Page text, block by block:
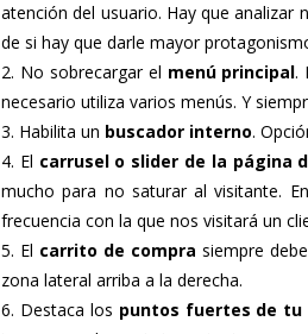
atención del usuario. Hay que
de si hay que darle mayor
No sobrecargar el menú principal.
necesario utiliza varios menús. Y
Habilita un buscador interno.
El carrusel o slider de la página
mucho para no saturar al visitante.
frecuencia con la que nos visitará un
El carrito de compra siempre
zona lateral arriba a la derecha.
Destaca los puntos fuertes de tu